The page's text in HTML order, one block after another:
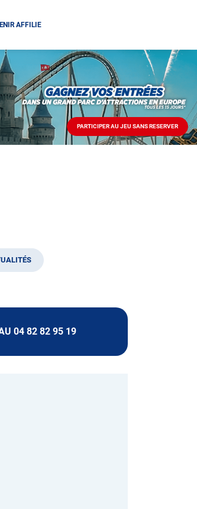
AFFILIE
PARTICIPER AU JEU SANS RESERVER
PARTICIPER
AU
JEU
04 82 82 95 19